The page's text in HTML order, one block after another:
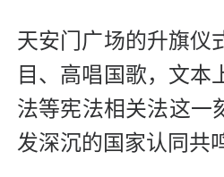
天安门广场的升旗仪
目、高唱国歌，文本
法等宪法相关法这一
发深沉的国家认同共